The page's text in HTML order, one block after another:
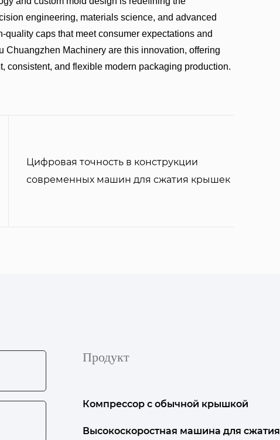
engineering, materials science, and advanced
caps that meet consumer expectations and
Machinery are this innovation, offering
consistent, and flexible modern packaging production.
Цифровая точность в конструкции
современных машин для сжатия крышек
Продукт
Компрессор с обычной крышкой
Высокоскоростная машина для сжатия